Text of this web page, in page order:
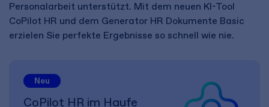
Personalarbeit unterstützt. Mit dem neuen KI-Tool
CoPilot HR und dem Generator HR Dokumente Basic
erzielen Sie perfekte Ergebnisse so schnell wie nie.
Neu
CoPilot HR im Haufe